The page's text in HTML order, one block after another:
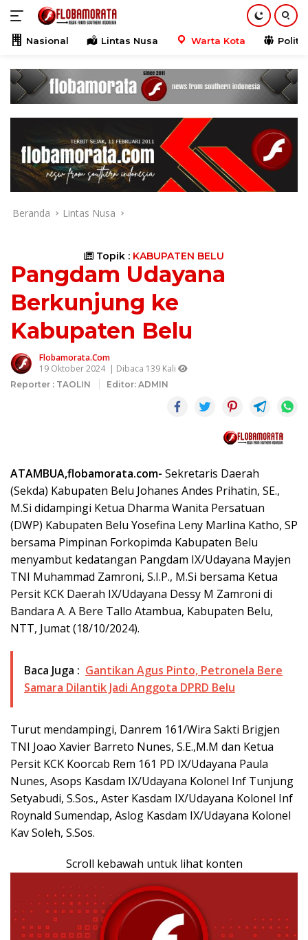
Langsung
kontenNasional Lintas Nusa Warta Kota Politik
Beranda Lintas Nusa
Topik : KABUPATEN BELU
Pangdam Udayana
Berkunjung ke
Kabupaten Belu
Flobamorata.com
19 Oktober 2024 | Dibaca 139 Kali
Reporter : TAOLIN Editor: ADMIN
ATAMBUA,flobamorata.com- Sekretaris Daerah
(Sekda) Kabupaten Belu Johanes Andes Prihatin, SE.,
M.Si didampingi Ketua Dharma Wanita Persatuan
(DWP) Kabupaten Belu Yosefina Leny Marlina Katho, SP
bersama Pimpinan Forkopimda Kabupaten Belu
menyambut kedatangan Pangdam IX/Udayana Mayjen
TNI Muhammad Zamroni, S.I.P., M.Si bersama Ketua
Persit KCK Daerah IX/Udayana Dessy M Zamroni di
Bandara A. A Bere Tallo Atambua, Kabupaten Belu,
NTT, Jumat (18/10/2024).
Baca Juga : Gantikan Agus Pinto, Petronela Bere
Samara Dilantik Jadi Anggota DPRD Belu
Turut mendampingi, Danrem 161/Wira Sakti Brigjen
TNI Joao Xavier Barreto Nunes, S.E.,M.M dan Ketua
Persit KCK Koorcab Rem 161 PD IX/Udayana Paula
Nunes, Asops Kasdam IX/Udayana Kolonel Inf Tunjung
Setyabudi, S.Sos., Aster Kasdam IX/Udayana Kolonel Inf
Roynald Sumendap, Aslog Kasdam IX/Udayana Kolonel
Kav Soleh, S.Sos.
Scroll kebawah untuk lihat konten